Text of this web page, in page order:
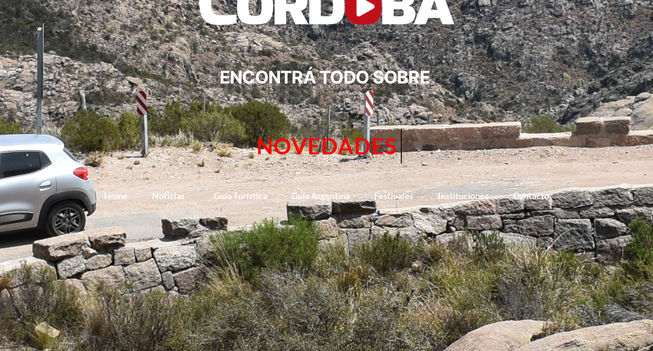
ENCONTRÁ TODO SOBRE
CIRCUITOS
Home Noticias Guía Turística Guía Argentina Festivales Instituciones Contacto